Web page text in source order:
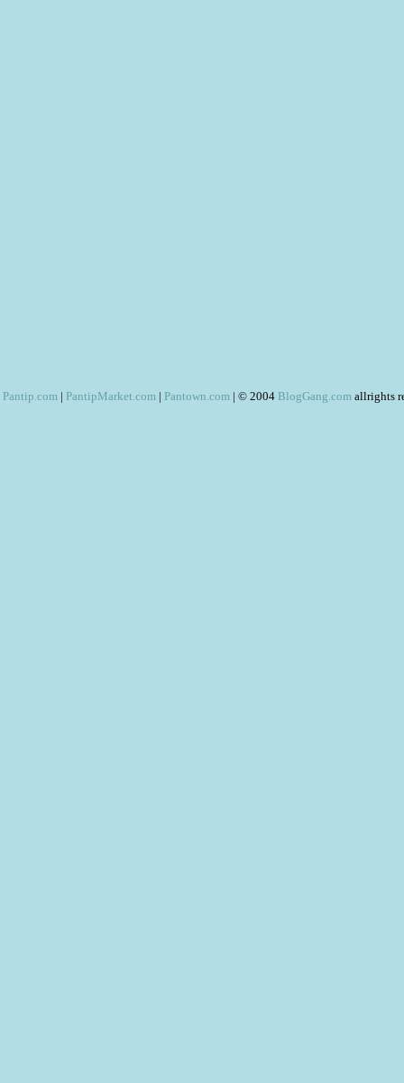
Pantip.com | PantipMarket.com | Pantown.com | © 2004 BlogGang.com allrights